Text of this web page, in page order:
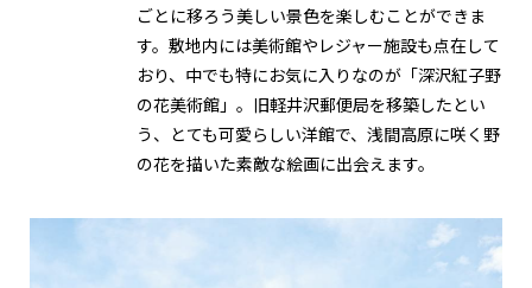
ごとに移ろう美しい景色を楽しむことができま
す。敷地内には美術館やレジャー施設も点在して
おり、中でも特にお気に入りなのが「深沢紅子野
の花美術館」。旧軽井沢郵便局を移築したとい
う、とても可愛らしい洋館で、浅間高原に咲く野
の花を描いた素敵な絵画に出会えます。